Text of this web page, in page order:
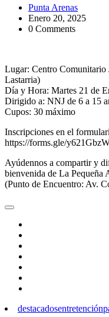
Punta Arenas
Enero 20, 2025
0 Comments
Lugar: Centro Comunitario
Lastarria)
Día y Hora: Martes 21 de
Dirigido a: NNJ de 6 a 15
Cupos: 30 máximo
Inscripciones en el
https://forms.gle/
Ayúdennos a compartir y
bienvenida de La Pequeña
(Punto de Encuentro: Av.
destacadosentretención